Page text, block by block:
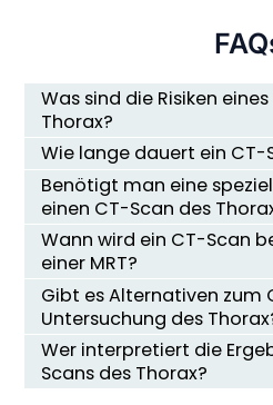
Was sind die Risiken
Thorax?
Wie lange dauert ein CT-
Benötigt man eine
einen CT-Scan des
Wann wird ein CT-Scan
einer MRT?
Gibt es Alternativen zum
Untersuchung des
Wer interpretiert die
Scans des Thorax?